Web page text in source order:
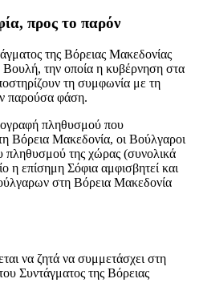
προς το παρόν
της Βόρειας Μακεδονίας
Βουλή, την οποία η κυβέρνηση στα
τη συμφωνία με τη
παρούσα φάση.
πληθυσμού που
Βόρεια Μακεδονία, οι Βούλγαροι
πληθυσμού της χώρας (συνολικά
η επίσημη Σόφια αμφισβητεί και
στη Βόρεια Μακεδονία
να ζητά να συμμετάσχει στη
Συντάγματος της Βόρειας